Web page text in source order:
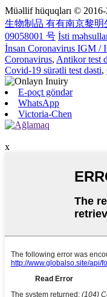
Müəllif hüquqları ©
生物制品 有有南京黎
09058001 号 İsti
İnsan Coronavirus IGM /
Coronavirus, Antikor test
Covid-19 sürətli test dəsti,
E-poçt göndər
WhatsApp
Victoria-Chen
x